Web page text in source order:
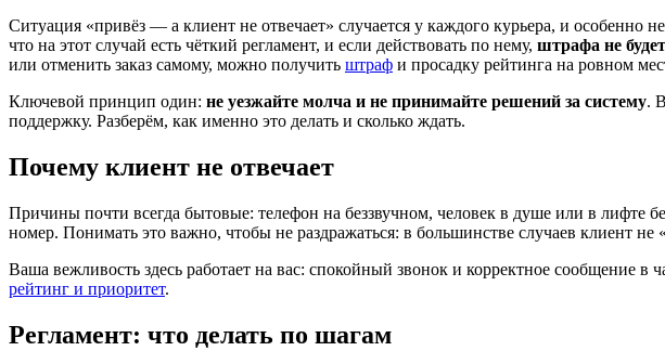
Ситуация «привёз — а клиент не отвечает» случается у каждого курьера, и особенно
что на этот случай есть чёткий регламент, и если действовать по нему, штрафа не будет
или отменить заказ самому, можно получить штраф и просадку рейтинга на ровном
Ключевой принцип один: не уезжайте молча и не принимайте решений за систему.
поддержку. Разберём, как именно это делать и сколько ждать.
Почему клиент не отвечает
Причины почти всегда бытовые: телефон на беззвучном, человек в душе или в лифте
номер. Понимать это важно, чтобы не раздражаться: в большинстве случаев клиент не
Ваша вежливость здесь работает на вас: спокойный звонок и корректное сообщение
рейтинг и приоритет.
Регламент: что делать по шагам